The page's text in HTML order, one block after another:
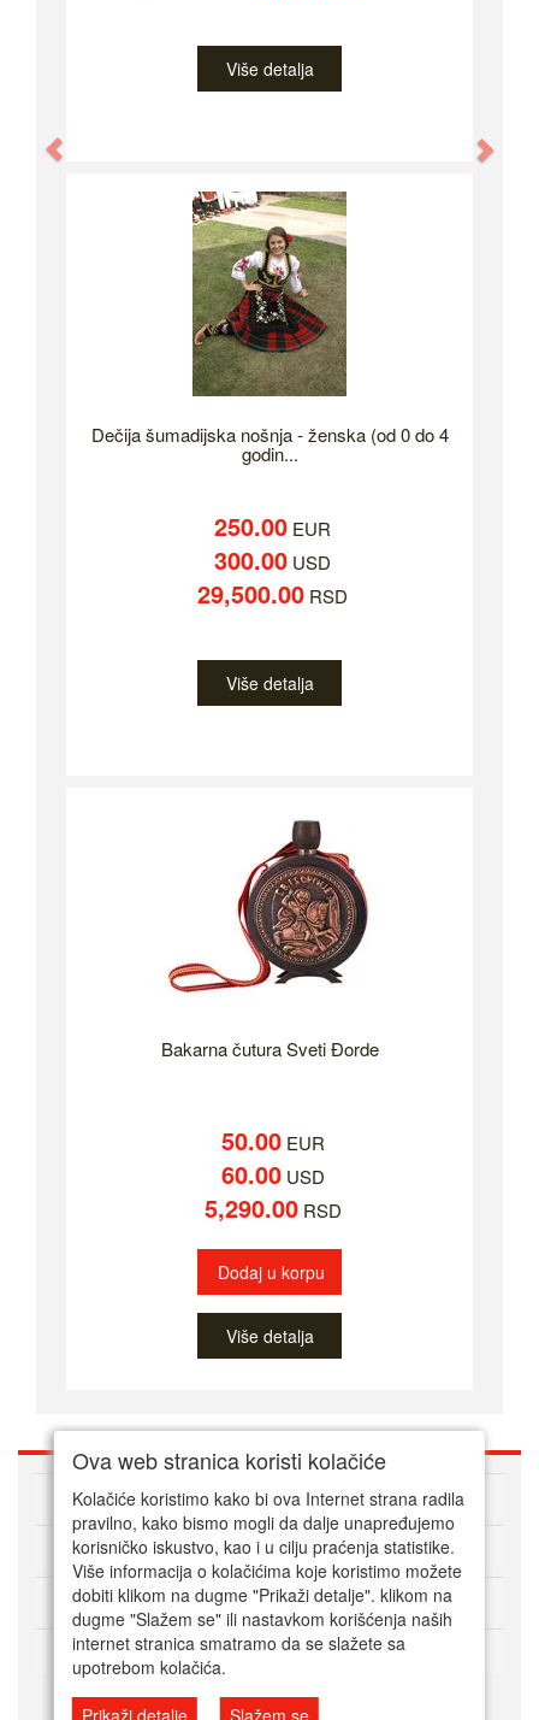
Više detalja
Dečija šumadijska nošnja - ženska (od 0 do 4
godin...
250.00 EUR
300.00 USD
29,500.00 RSD
Više detalja
Bakarna čutura Sveti Đorde
50.00EUR
60.00USD
5,290.00RSD
Dodaj u korpu
Više detalja
O nama
Kako kupovati online
Korisnički servis
Način plaćanja
Ova web stranica koristi kolačiće
Kolačiće koristimo kako bi ova Internet strana radila
pravilno, kako bismo mogli da dalje unapređujemo
korisničko iskustvo, kao i u cilju praćenja statistike.
Više informacija o kolačićima koje koristimo možete
dobiti klikom na dugme "Prikaži detalje". klikom na
dugme "Slažem se" ili nastavkom korišćenja naših
internet stranica smatramo da se slažete sa
upotrebom kolačića.
Prikaži detalje
Slažem se